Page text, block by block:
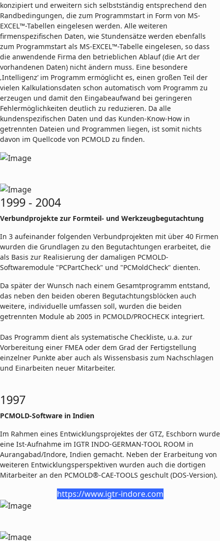
konzipiert und erweitern sich selbstständig entsprechend den
Randbedingungen, die zum Programmstart in Form von MS-
EXCEL™-Tabellen eingelesen werden. Alle weiteren
firmenspezifischen Daten, wie Stundensätze werden ebenfalls
zum Programmstart als MS-EXCEL™-Tabelle eingelesen, so dass
die anwendende Firma den betrieblichen Ablauf (die Art der
vorhandenen Daten) nicht ändern muss. Eine besondere
‚Intelligenz’ im Programm ermöglicht es, einen großen Teil der
vielen Kalkulationsdaten schon automatisch vom Programm zu
erzeugen und damit den Eingabeaufwand bei geringeren
Fehlermöglichkeiten deutlich zu reduzieren. Da alle
kundenspezifischen Daten und das Kunden-Know-How in
getrennten Dateien und Programmen liegen, ist somit nichts
davon im Quellcode von PCMOLD zu finden.
1999 - 2004
Verbundprojekte zur Formteil- und Werkzeugbegutachtung
In 3 aufeinander folgenden Verbundprojekten mit über 40 Firmen
wurden die Grundlagen zu den Begutachtungen erarbeitet, die
als Basis zur Realisierung der damaligen PCMOLD-
Softwaremodule "PCPartCheck" und "PCMoldCheck" dienten.
Da später der Wunsch nach einem Gesamtprogramm entstand,
das neben den beiden oberen Begutachtungsblöcken auch
weitere, individuelle umfassen soll, wurden die beiden
getrennten Module ab 2005 in PCMOLD/PROCHECK integriert.
Das Programm dient als systematische Checkliste, u.a. zur
Vorbereitung einer FMEA oder dem Grad der Fertigstellung
einzelner Punkte aber auch als Wissensbasis zum Nachschlagen
und Einarbeiten neuer Mitarbeiter.
1997
PCMOLD-Software in Indien
Im Rahmen eines Entwicklungsprojektes der GTZ, Eschborn wurde
eine Ist-Aufnahme im IGTR INDO-GERMAN-TOOL ROOM in
Aurangabad/Indore, Indien gemacht. Neben der Erarbeitung von
weiteren Entwicklungsperspektiven wurden auch die dortigen
Mitarbeiter an den PCMOLD®-CAE-TOOLS geschult (DOS-Version).
https://www.igtr-indore.com